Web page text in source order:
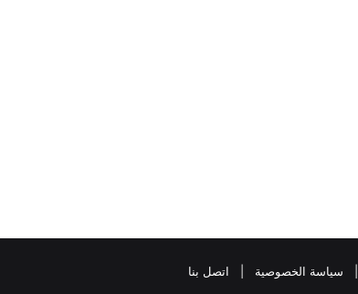
سياسة الخصوصية اتصل بنا